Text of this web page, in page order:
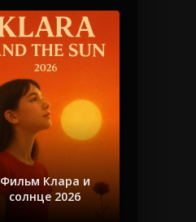
Фильм Клара и
солнце 2026